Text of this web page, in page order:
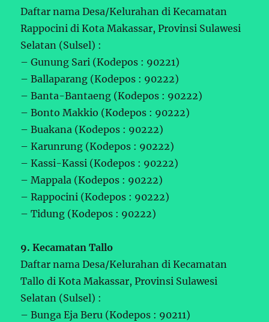
Daftar nama Desa/Kelurahan di Kecamatan
Rappocini di Kota Makassar, Provinsi Sulawesi
Selatan (Sulsel) :
– Gunung Sari (Kodepos : 90221)
– Ballaparang (Kodepos : 90222)
– Banta-Bantaeng (Kodepos : 90222)
– Bonto Makkio (Kodepos : 90222)
– Buakana (Kodepos : 90222)
– Karunrung (Kodepos : 90222)
– Kassi-Kassi (Kodepos : 90222)
– Mappala (Kodepos : 90222)
– Rappocini (Kodepos : 90222)
– Tidung (Kodepos : 90222)
9. Kecamatan Tallo
Daftar nama Desa/Kelurahan di Kecamatan
Tallo di Kota Makassar, Provinsi Sulawesi
Selatan (Sulsel) :
– Bunga Eja Beru (Kodepos : 90211)